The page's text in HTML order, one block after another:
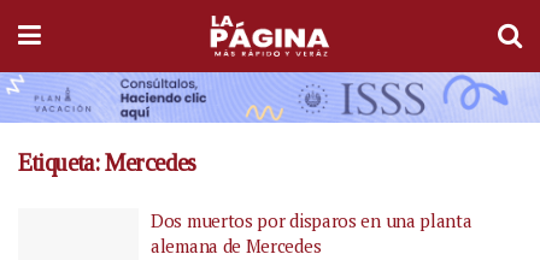
Etiqueta:Mercedes
Dos muertos por disparos en una planta
alemana de Mercedes